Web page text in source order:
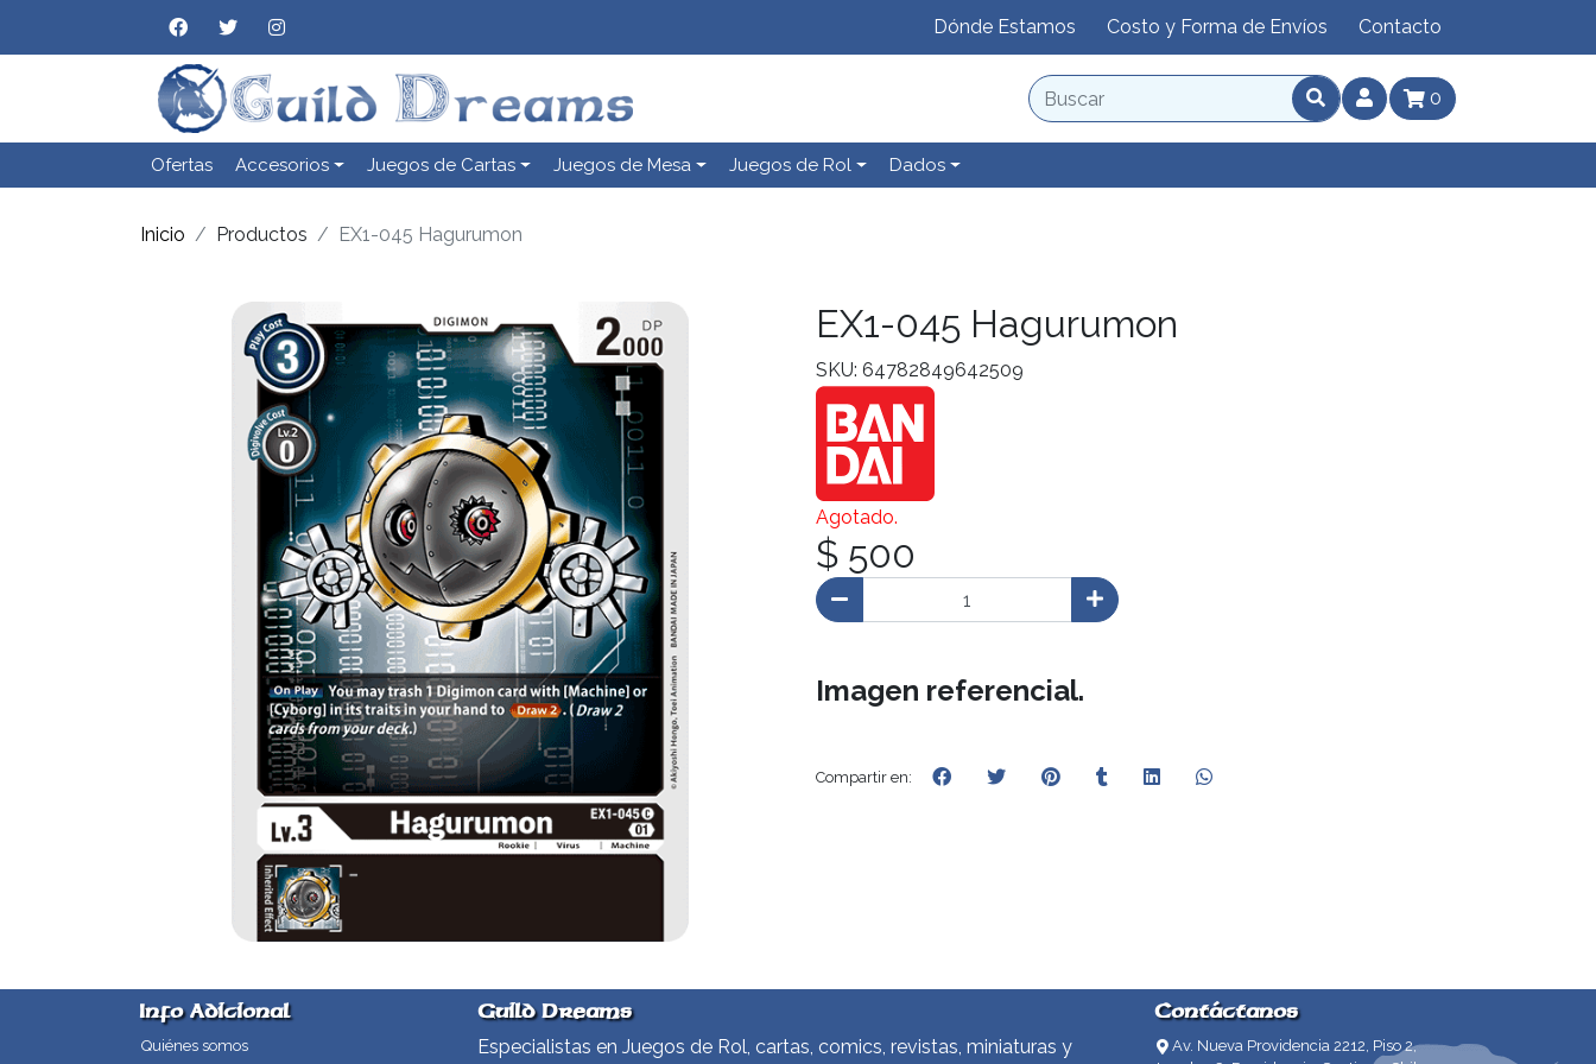
Dónde Estamos Costo y Forma de Envíos Contacto
0
Ofertas Accesorios Juegos de Cartas Juegos de Mesa Juegos de Rol Dados
Inicio Productos EX1-045 Hagurumon
EX1-045 Hagurumon
SKU: 64782849642509
Agotado.
$ 500
Imagen referencial.
Compartir en:
Info Adicional
Quiénes somos
Guild Dreams
Especialistas en Juegos de Rol, cartas, comics, revistas, miniaturas y
Contáctanos
Av. Nueva Providencia 2212, Piso 2,